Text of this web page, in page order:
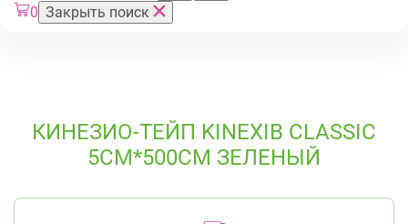
0 Закрыть поиск
КИНЕЗИО-ТЕЙП KINEXIB CLASSIC
5СМ*500СМ ЗЕЛЕНЫЙ